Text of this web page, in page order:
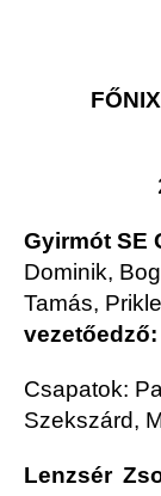
Gyirmót SE
Dominik,
Tamás,
Csapatok:
Szekszárd,
Lenzsér